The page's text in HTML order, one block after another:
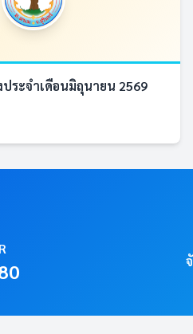
ระจำเดือนมิถุนายน 2569